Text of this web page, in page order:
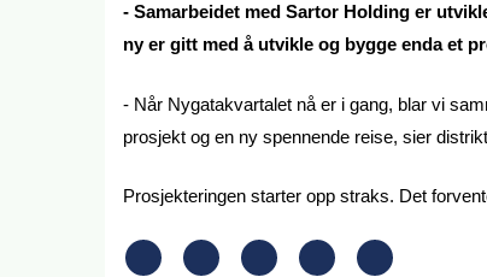
- Samarbeidet med Sartor Holding er
ny er gitt med å utvikle og bygge enda et
- Når Nygatakvartalet nå er i gang, blar vi
prosjekt og en ny spennende reise, sier
Prosjekteringen starter opp straks. Det